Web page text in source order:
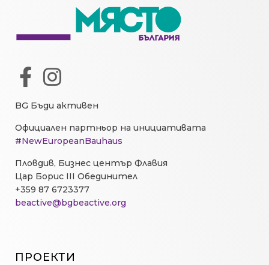
BG Бъди активен
Официален партньор на инициативата
#NewEuropeanBauhaus
Пловдив, Бизнес център Флавия
Цар Борис III Обединител
+359 87 6723377
beactive@bgbeactive.org
ПРОЕКТИ